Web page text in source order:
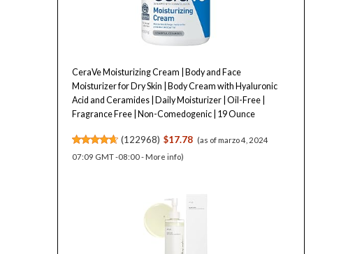
CeraVe Moisturizing Cream | Body and Face
Moisturizer for Dry Skin | Body Cream with Hyaluronic
Acid and Ceramides | Daily Moisturizer | Oil-Free |
Fragrance Free | Non-Comedogenic | 19 Ounce
(122968) $17.78 (as of marzo 4, 2024
07:09 GMT -08:00 - More info)